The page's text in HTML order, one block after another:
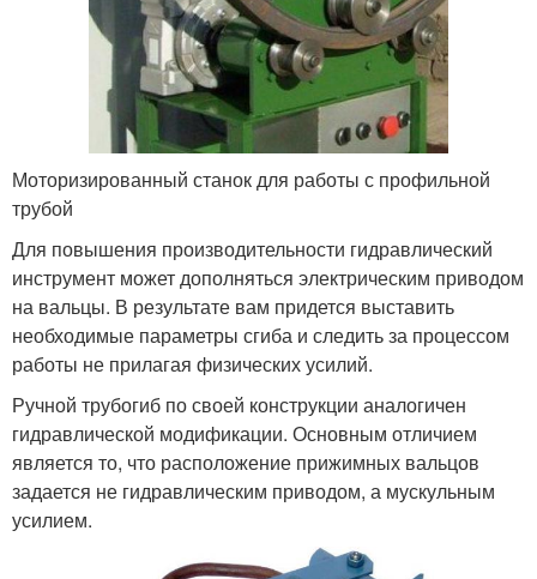
Моторизированный станок для работы с профильной
трубой
Для повышения производительности гидравлический
инструмент может дополняться электрическим приводом
на вальцы. В результате вам придется выставить
необходимые параметры сгиба и следить за процессом
работы не прилагая физических усилий.
Ручной трубогиб по своей конструкции аналогичен
гидравлической модификации. Основным отличием
является то, что расположение прижимных вальцов
задается не гидравлическим приводом, а мускульным
усилием.